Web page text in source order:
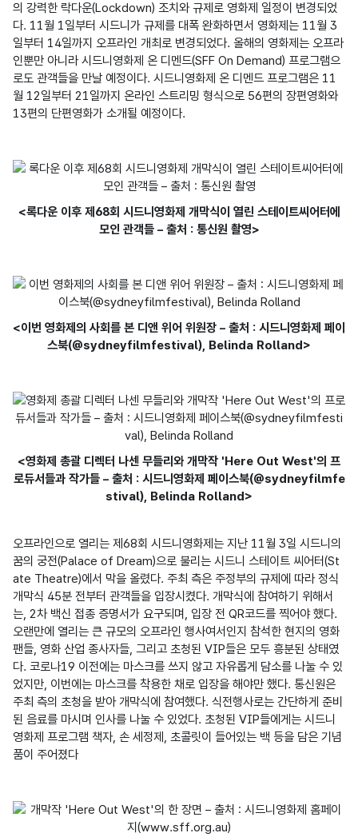
의 강력한 락다운(Lockdown) 조치와 규제로 영화제 일정이 변경되었
다. 11월 1일부터 시드니가 규제를 대폭 완화하면서 영화제는 11월 3
일부터 14일까지 오프라인 개최로 변경되었다. 올해의 영화제는 오프라
인뿐만 아니라 시드니영화제 온 디멘드(SFF On Demand) 프로그램으
로도 관객들을 만날 예정이다. 시드니영화제 온 디멘드 프로그램은 11
월 12일부터 21일까지 온라인 스트리밍 형식으로 56편의 장편영화와
<록다운 이후 제68회 시드니영화제 개막식이 열린 스테이트씨어터에
모인 관객들 – 출처 : 통신원 촬영>
<이번 영화제의 사회를 본 디앤 위어 위원장 – 출처 : 시드니영화제 페이
스북(@sydneyfilmfestival), Belinda Rolland>
<영화제 총괄 디렉터 나센 무들리와 개막작 'Here Out West'의 프
로듀서들과 작가들 – 출처 : 시드니영화제 페이스북(@sydneyfilmfe
stival), Belinda Rolland>
오프라인으로 열리는 제68회 시드니영화제는 지난 11월 3일 시드니의
꿈의 궁전(Palace of Dream)으로 불리는 시드니 스테이트 씨어터(St
ate Theatre)에서 막을 올렸다. 주최 측은 주정부의 규제에 따라 정식
개막식 45분 전부터 관객들을 입장시켰다. 개막식에 참여하기 위해서
는, 2차 백신 접종 증명서가 요구되며, 입장 전 QR코드를 찍어야 했다.
오랜만에 열리는 큰 규모의 오프라인 행사여서인지 참석한 현지의 영화
팬들, 영화 산업 종사자들, 그리고 초청된 VIP들은 모두 흥분된 상태였
다. 코로나19 이전에는 마스크를 쓰지 않고 자유롭게 담소를 나눌 수 있
었지만, 이번에는 마스크를 착용한 채로 입장을 해야만 했다. 통신원은
주최 측의 초청을 받아 개막식에 참여했다. 식전행사로는 간단하게 준비
된 음료를 마시며 인사를 나눌 수 있었다. 초청된 VIP들에게는 시드니
영화제 프로그램 책자, 손 세정제, 초콜릿이 들어있는 백 등을 담은 기념
품이 주어졌다